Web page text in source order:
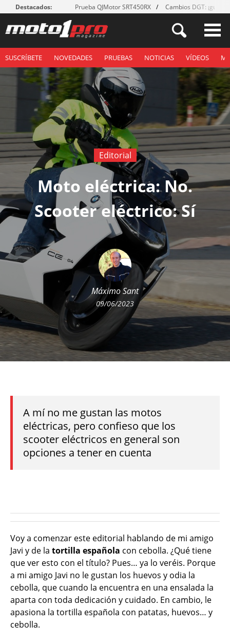
Destacados: Prueba QJMotor SRT450RX Cambios DGT:
SUSCRÍBETE NOVEDADES PRUEBAS NOTICIAS VÍDEOS
Editorial
Moto eléctrica: No.
Scooter eléctrico: Sí
Máximo Sant
09/06/2023
A mí no me gustan las motos
eléctricas, pero confieso que los
scooter eléctricos en general son
opciones a tener en cuenta
Voy a comenzar este editorial hablando de mi amigo
Javi y de la tortilla española con cebolla. ¿Qué tiene
que ver esto con el título? Pues… ya lo veréis. Porque
a mi amigo Javi no le gustan los huevos y odia la
cebolla, que cuando la encuentra en una ensalada la
aparta con toda dedicación y cuidado. En cambio, le
apasiona la tortilla española con patatas, huevos… y
cebolla.